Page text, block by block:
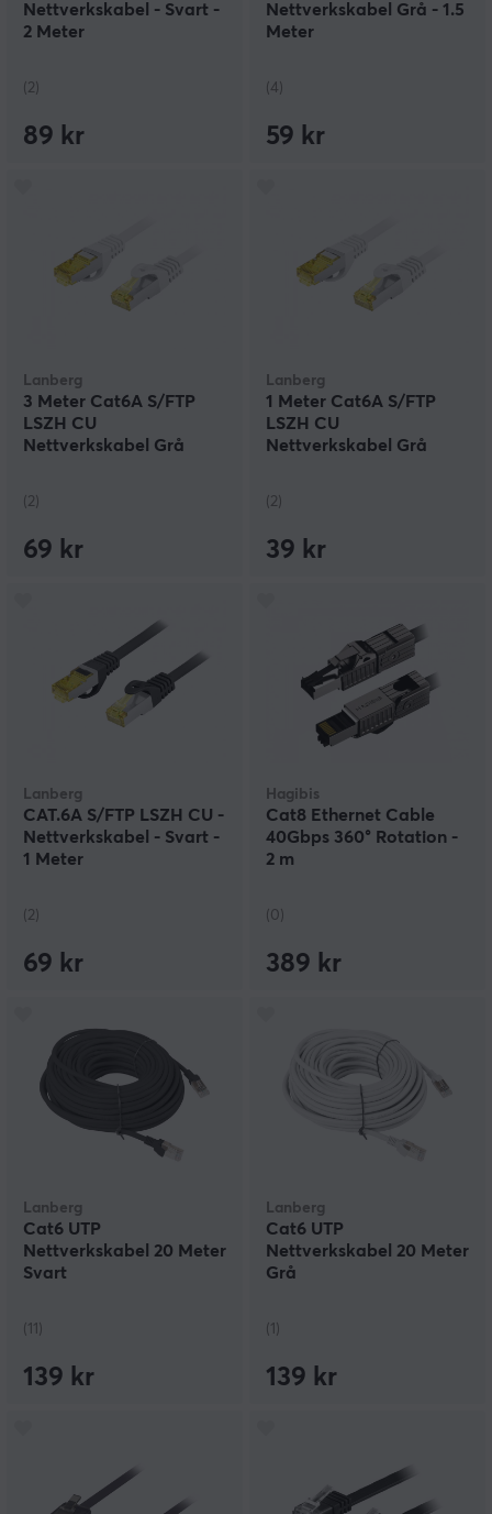
Nettverkskabel - Svart -
2 Meter
(2)
89 kr
Nettverkskabel Grå - 1.5
Meter
(4)
59 kr
Lanberg
3 Meter Cat6A S/FTP
LSZH CU
Nettverkskabel Grå
(2)
69 kr
Lanberg
1 Meter Cat6A S/FTP
LSZH CU
Nettverkskabel Grå
(2)
39 kr
Lanberg
CAT.6A S/FTP LSZH CU -
Nettverkskabel - Svart -
1 Meter
(2)
69 kr
Hagibis
Cat8 Ethernet Cable
40Gbps 360° Rotation -
2 m
(0)
389 kr
Lanberg
Cat6 UTP
Nettverkskabel 20 Meter
Svart
(11)
139 kr
Lanberg
Cat6 UTP
Nettverkskabel 20 Meter
Grå
(1)
139 kr